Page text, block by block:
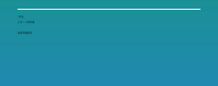
1年生
スポーツ科学部
安城学園高校